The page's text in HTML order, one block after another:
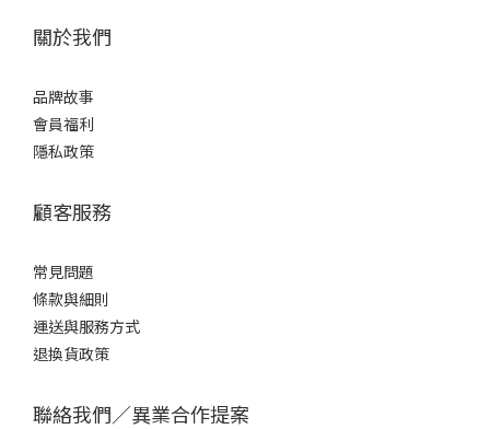
關於我們
品牌故事
會員福利
隱私政策
顧客服務
常見問題
條款與細則
運送與服務方式
退換貨政策
聯絡我們／異業合作提案